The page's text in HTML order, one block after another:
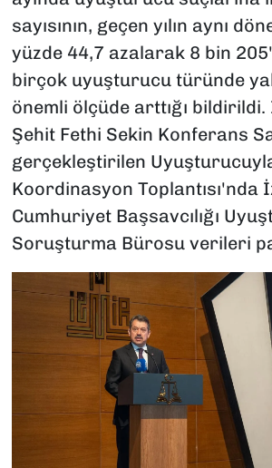
sayısının, geçen yılın aynı
yüzde 44,7 azalarak 8 bin
birçok uyuşturucu türünde
önemli ölçüde arttığı
Şehit Fethi Sekin Konferans
gerçekleştirilen
Koordinasyon Toplantısı'nda
Cumhuriyet Başsavcılığı
Soruşturma Bürosu verileri